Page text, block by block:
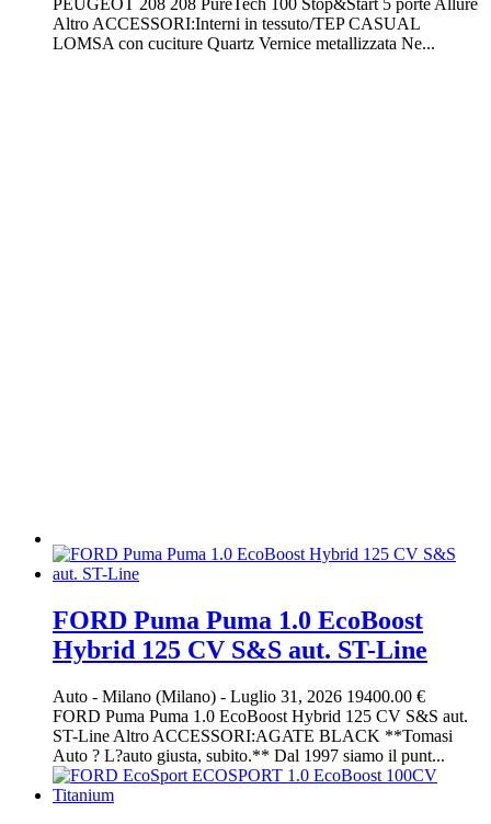
PEUGEOT 208 208 PureTech 100 Stop&Start 5 porte Allure
Altro ACCESSORI:Interni in tessuto/TEP CASUAL
LOMSA con cuciture Quartz Vernice metallizzata Ne...
FORD Puma Puma 1.0 EcoBoost
Hybrid 125 CV S&S aut. ST-Line
Auto - Milano (Milano) - Luglio 31, 2026 19400.00 €
FORD Puma Puma 1.0 EcoBoost Hybrid 125 CV S&S aut.
ST-Line Altro ACCESSORI:AGATE BLACK **Tomasi
Auto ? L?auto giusta, subito.** Dal 1997 siamo il punt...